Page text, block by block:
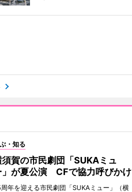
・知る
須賀の市民劇団「SUKAミュ
」が夏公演 CFで協力呼びかけ
年を迎える市民劇団「SUKAミュー」（横